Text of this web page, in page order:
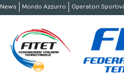
News Mondo Azzurro Operatori Sportivi